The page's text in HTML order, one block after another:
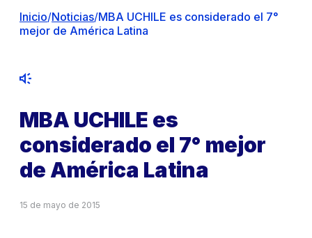
Inicio/Noticias/MBA UCHILE es considerado el 7°
mejor de América Latina
MBA UCHILE es
considerado el 7° mejor
de América Latina
15 de mayo de 2015